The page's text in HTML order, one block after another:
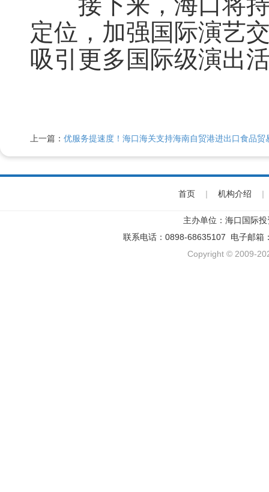
定位，加强国际演艺
吸引更多国际级演出
上一篇： 优服务提速度！海口海关支持海南自贸港进出口食品贸
首页 | 机构介绍 |
主办单位：海口国际
联系电话：0898-68635107 电子邮箱
Copyright © 2009-